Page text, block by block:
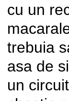
cu un
trebuia
asa de
un